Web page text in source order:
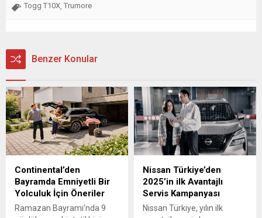
Togg T10X Trumore
Benzer Konular
Continental’den
Bayramda Emniyetli Bir
Yolculuk İçin Öneriler
Ramazan Bayramı’nda 9
Nissan Türkiye’den
2025’in ilk Avantajlı
Servis Kampanyası
Nissan Türkiye, yılın ilk